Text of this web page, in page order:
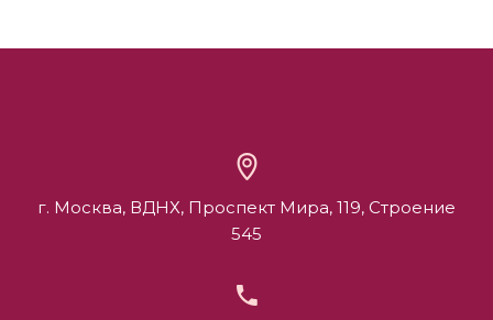
г. Москва, ВДНХ, Проспект Мира, 119, Строение
545